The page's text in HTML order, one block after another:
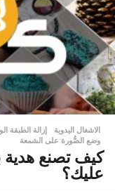
الاشغال اليدوية إزالة الطبقة
وضع الصُّورة على الشمعة
كيف تصنع
عليك؟